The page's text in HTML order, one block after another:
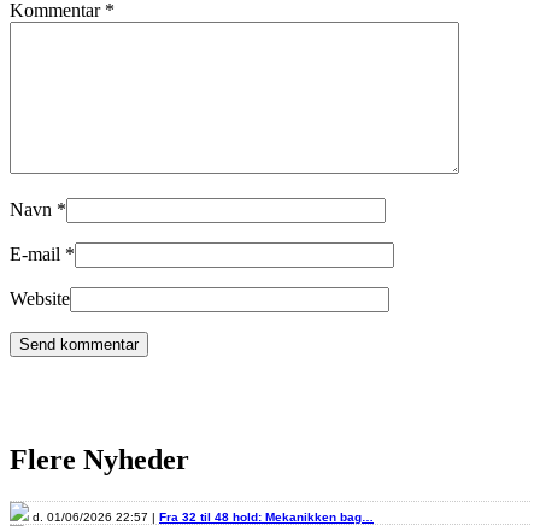
Kommentar *
Navn *
E-mail *
Website
Flere Nyheder
d. 01/06/2026 22:57 | Fra 32 til 48 hold: Mekanikken bag…